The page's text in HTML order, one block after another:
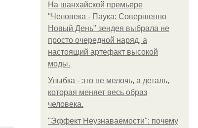
На шанхайской премьере
"Человека - Паука: Совершенно
Новый День" зендея выбрала не
просто очередной наряд, а
настоящий артефакт высокой
моды.
Улыбка - это не мелочь, а деталь,
которая меняет весь образ
человека.
"Эффект Неузнаваемости": почему